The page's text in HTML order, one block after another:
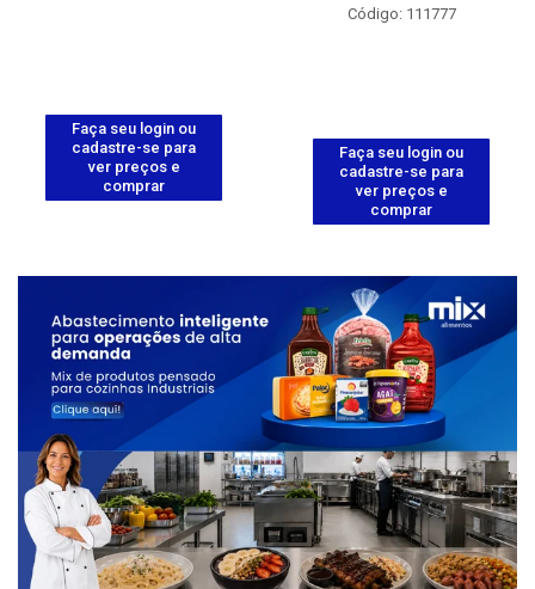
Faça seu login ou
cadastre-se para
ver preços e
comprar
Código: 111777
Faça seu login ou
cadastre-se para
ver preços e
comprar